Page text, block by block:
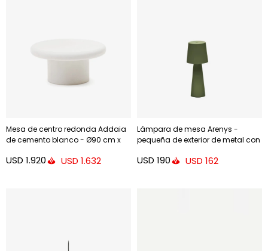
Mesa de centro redonda Addaia
de cemento blanco - Ø90 cm x
USD 1.920 USD 1.632
Lámpara de mesa Arenys -
pequeña de exterior de metal con
USD 190 USD 162